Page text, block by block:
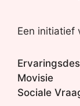
Een initiatief
Movisie
Sociale